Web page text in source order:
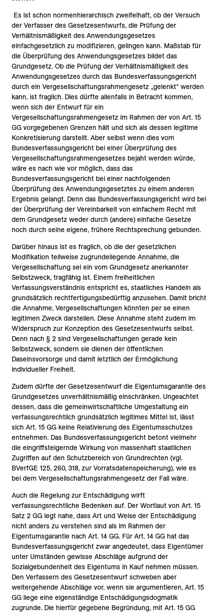
Es ist schon normenhierarchisch zweifelhaft, ob der Versuch
der Verfasser des Gesetzesentwurfs, die Prüfung der
Verhältnismäßigkeit des Anwendungsgesetzes
einfachgesetzlich zu modifizieren, gelingen kann. Maßstab für
die Überprüfung des Anwendungsgesetzes bildet das
Grundgesetz. Ob die Prüfung der Verhältnismäßigkeit des
Anwendungsgesetzes durch das Bundesverfassungsgericht
durch ein Vergesellschaftungsrahmengesetz „gelenkt“ werden
kann, ist fraglich. Dies dürfte allenfalls in Betracht kommen,
wenn sich der Entwurf für ein
Vergesellschaftungsrahmengesetz im Rahmen der von Art. 15
GG vorgegebenen Grenzen hält und sich als dessen legitime
Konkretisierung darstellt. Aber selbst wenn dies vom
Bundesverfassungsgericht bei einer Überprüfung des
Vergesellschaftungsrahmengesetzes bejaht werden würde,
wäre es nach wie vor möglich, dass das
Bundesverfassungsgericht bei einer nachfolgenden
Überprüfung des Anwendungsgesetztes zu einem anderen
Ergebnis gelangt. Denn das Bundesverfassungsgericht wird bei
der Überprüfung der Vereinbarkeit von einfachem Recht mit
dem Grundgesetz weder durch (andere) einfache Gesetze
noch durch seine eigene, frühere Rechtsprechung gebunden.
Darüber hinaus ist es fraglich, ob die der gesetzlichen
Modifikation teilweise zugrundeliegende Annahme, die
Vergesellschaftung sei ein vom Grundgesetz anerkannter
Selbstzweck, tragfähig ist. Einem freiheitlichen
Verfassungsverständnis entspricht es, staatliches Handeln als
grundsätzlich rechtfertigungsbedürftig anzusehen. Damit bricht
die Annahme, Vergesellschaftungen könnten per se einen
legitimen Zweck darstellen. Diese Annahme steht zudem im
Widerspruch zur Konzeption des Gesetzesentwurfs selbst.
Denn nach § 2 sind Vergesellschaftungen gerade kein
Selbstzweck, sondern sie dienen der öffentlichen
Daseinsvorsorge und damit letztlich der Ermöglichung
individueller Freiheit.
Zudem dürfte der Gesetzesentwurf die Eigentumsgarantie des
Grundgesetzes unverhältnismäßig einschränken. Ungeachtet
dessen, dass die gemeinwirtschaftliche Umgestaltung ein
verfassungsrechtlich grundsätzlich legitimes Mittel ist, lässt
sich Art. 15 GG keine Relativierung des Eigentumsschutzes
entnehmen. Das Bundesverfassungsgericht betont vielmehr
die eingriffsteigernde Wirkung von massenhaft staatlichen
Zugriffen auf den Schutzbereich von Grundrechten (vgl.
BVerfGE 125, 260, 318, zur Vorratsdatenspeicherung), wie es
bei dem Vergesellschaftungsrahmengesetz der Fall wäre.
Auch die Regelung zur Entschädigung wirft
verfassungsrechtliche Bedenken auf. Der Wortlaut von Art. 15
Satz 2 GG legt nahe, dass Art und Weise der Entschädigung
nicht anders zu verstehen sind als im Rahmen der
Eigentumsgarantie nach Art. 14 GG. Für Art. 14 GG hat das
Bundesverfassungsgericht zwar angedeutet, dass Eigentümer
unter Umständen gewisse Abschläge aufgrund der
Sozialgebundenheit des Eigentums in Kauf nehmen müssen.
Den Verfassern des Gesetzesentwurf schweben aber
weitergehende Abschläge vor, wenn sie argumentieren, Art. 15
GG liege eine eigenständige Entschädigungsdogmatik
zugrunde. Die hierfür gegebene Begründung, mit Art. 15 GG